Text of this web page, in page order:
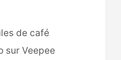
de café
sur Veepee